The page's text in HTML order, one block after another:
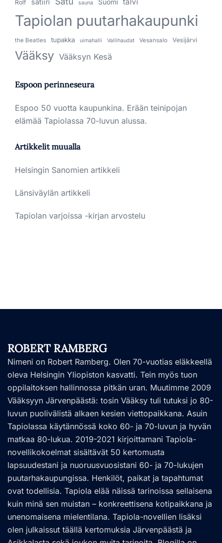
Rolf sauna
Tapiolan puutarhakaupunki
the Beatles tupakka uimahalli Vallihaudat Vesansalo Vesijärvi
Vääksy Vääksyn Kesä
Espoon perinneseura
Espoo 50 vuotta kaupunkina. Erään teinipojan
elämää Tapiolassa 70-luvun alussa.
Artikkelit muualla
Helsingin Sanomien artikkeli
Länsiväylän artikkeli
Tapiolan varjoissa -kirjan arvostelu
ROBERT RAMBERG
Nimeni on Robert Ramberg. Olen 70-vuotias eläkkeellä
oleva Helsingin Yliopiston kasvatti. Tein myös tuon
oppilaitoksen hallinnossa pitkän uran. Muutimme 2009
Vääksyyn Järvenpäästä: tosin Vääksy tuli tutuksi jo 80-
luvun puolivälistä alkaen kesien viettopaikkana. Asuin
Tapiolassa käytännössä koko 60- ja 70-luvun ja hyvän
matkaa 80-lukua. 2019-2021 kirjoittamani Tapiola-
novellikokoelmat sisältävät 50 kertomusta
lapsuudestani ja nuoruusvuosistani 60- ja 70-lukujen
puutarhakaupungissa. Henkilöt, paikat ja tapahtumat
ovat todellisia. Tapiola elää näissä tarinoissa sellaisena
kuin minä sen muistan – konkreettisena kotipaikkana ja
unenomaisena mielentilana. Tapiola-novellien lisäksi
olen julkaissut täällä kertomuksia Järvenpäästä ja